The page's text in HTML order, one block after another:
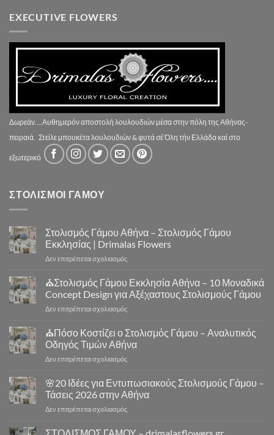
EXECUTIVE FLOWERS
Δωρεάν....Αυθημερόν αποστολή λουλουδιών μέσα στην πόλη της Αθήνας-
πειραιά. Στείλε μπουκέτα λουλουδιών & φυτά σέ Όλη τήν Ελλάδα καί στο
εξωτερικό
ΣΤΟΛΙΣΜΟΙ ΓΑΜΟΥ
Στολισμός Γάμου Αθήνα – Στολισμός Γάμου
Εκκλησίας | Drimalas Flowers
Δεν επιτρέπεται σχολιασμόςστο
Γάμου
Αθήνα
–
Στολισμός
Εκκλησίας
|
Flowers
⛪Στολισμός Γάμου Εκκλησία Αθήνα – 10 Μοναδικά
Concept Design για Αξέχαστους Στολισμούς Γάμου
Δεν επιτρέπεται σχολιασμόςστο
Στολισμός
Γάμου
Εκκλησία
Αθήνα
10
Μοναδικά
Concept
Design
Αξέχαστους
⛪Πόσο Κοστίζει ο Στολισμός Γάμου – Αναλυτικός
Οδηγός Τιμών Αθήνα
Δεν επιτρέπεται σχολιασμόςστο
Κοστίζει
ο
Στολισμός
–
🌸20 Ιδέες για Εντυπωσιακούς Στολισμούς Γάμου –
Τάσεις 2026 στην Αθήνα
Δεν επιτρέπεται σχολιασμόςστο
20